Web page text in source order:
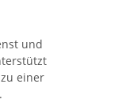
und
einer